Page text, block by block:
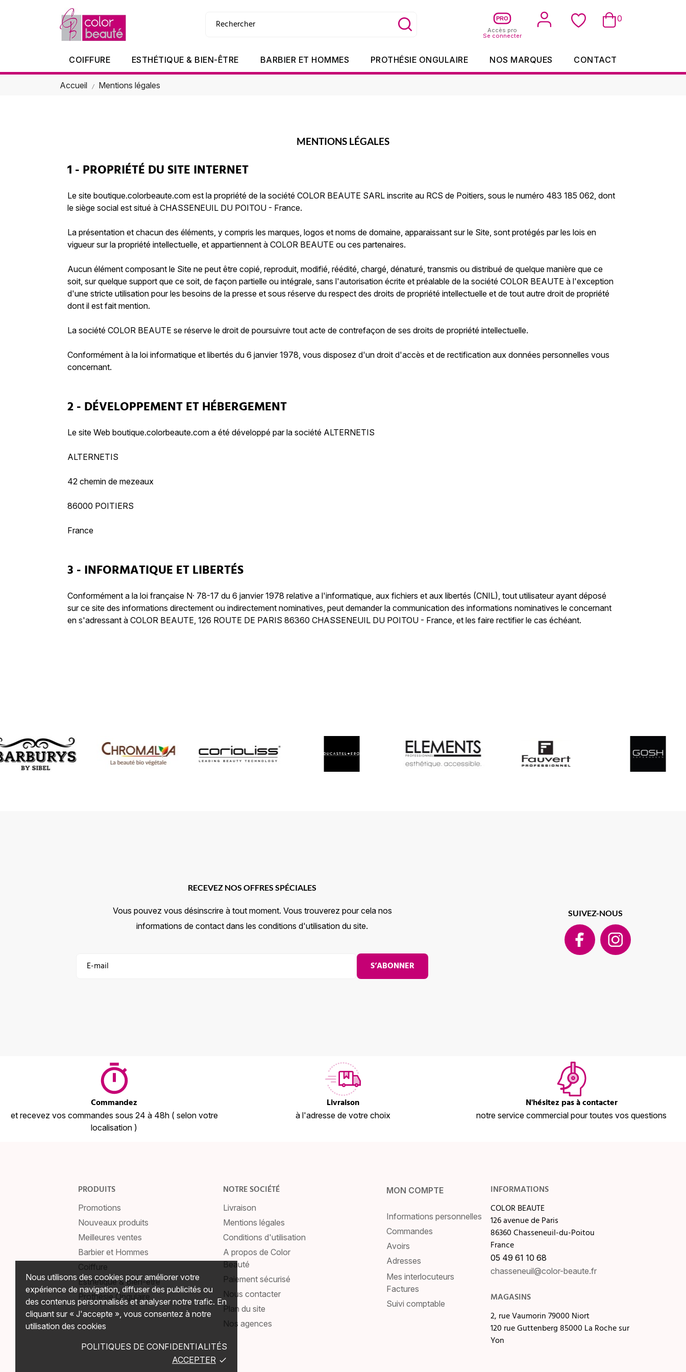
Nous utilisons des cookies pour améliorer votre
expérience de navigation, diffuser des publicités ou
des contenus personnalisés et analyser notre trafic. En
cliquant sur « J'accepte », vous consentez à notre
utilisation des cookies
POLITIQUES DE CONFIDENTIALITÉS
ACCEPTER done
PRO
Accès pro
Se connecter
0
COIFFURE ESTHÉTIQUE & BIEN-ÊTRE BARBIER ET HOMMES PROTHÉSIE ONGULAIRE NOS MARQUES CONTACT
Accueil Mentions légales
MENTIONS LÉGALES
1 - PROPRIÉTÉ DU SITE INTERNET
Le site boutique.colorbeaute.com est la propriété de la société COLOR BEAUTE SARL inscrite au RCS de Poitiers, sous le numéro 483 185 062, dont
le siège social est situé à CHASSENEUIL DU POITOU - France.
La présentation et chacun des éléments, y compris les marques, logos et noms de domaine, apparaissant sur le Site, sont protégés par les lois en
vigueur sur la propriété intellectuelle, et appartiennent à COLOR BEAUTE ou ces partenaires.
Aucun élément composant le Site ne peut être copié, reproduit, modifié, réédité, chargé, dénaturé, transmis ou distribué de quelque manière que ce
soit, sur quelque support que ce soit, de façon partielle ou intégrale, sans l'autorisation écrite et préalable de la société COLOR BEAUTE à l'exception
d'une stricte utilisation pour les besoins de la presse et sous réserve du respect des droits de propriété intellectuelle et de tout autre droit de propriété
dont il est fait mention.
La société COLOR BEAUTE se réserve le droit de poursuivre tout acte de contrefaçon de ses droits de propriété intellectuelle.
Conformément à la loi informatique et libertés du 6 janvier 1978, vous disposez d'un droit d'accès et de rectification aux données personnelles vous
concernant.
2 - DÉVELOPPEMENT ET HÉBERGEMENT
Le site Web boutique.colorbeaute.com a été développé par la société ALTERNETIS
ALTERNETIS
42 chemin de mezeaux
86000 POITIERS
France
3 - INFORMATIQUE ET LIBERTÉS
Conformément a la loi française N· 78-17 du 6 janvier 1978 relative a l'informatique, aux fichiers et aux libertés (CNIL), tout utilisateur ayant déposé
sur ce site des informations directement ou indirectement nominatives, peut demander la communication des informations nominatives le concernant
en s'adressant à COLOR BEAUTE, 126 ROUTE DE PARIS 86360 CHASSENEUIL DU POITOU - France, et les faire rectifier le cas échéant.
RECEVEZ NOS OFFRES SPÉCIALES
Vous pouvez vous désinscrire à tout moment. Vous trouverez pour cela nos
informations de contact dans les conditions d'utilisation du site.
S’ABONNER
SUIVEZ-NOUS
Commandez
et recevez vos commandes sous 24 à 48h ( selon votre
localisation )
Livraison
à l'adresse de votre choix
N'hésitez pas à contacter
notre service commercial pour toutes vos questions
PRODUITS
Promotions
Nouveaux produits
Meilleures ventes
Barbier et Hommes
Coiffure
Esthétique & Bien-être
Prothésie Ongulaire
NOTRE SOCIÉTÉ
Livraison
Mentions légales
Conditions d'utilisation
A propos de Color
Beauté
Paiement sécurisé
Nous contacter
Plan du site
Nos agences
MON COMPTE
Informations personnelles
Commandes
Avoirs
Adresses
Mes interlocuteurs
Factures
Suivi comptable
INFORMATIONS
COLOR BEAUTE
126 avenue de Paris
86360 Chasseneuil-du-Poitou
France
05 49 61 10 68
chasseneuil@color-beaute.fr
MAGASINS
2, rue Vaumorin 79000 Niort
120 rue Guttenberg 85000 La Roche sur
Yon